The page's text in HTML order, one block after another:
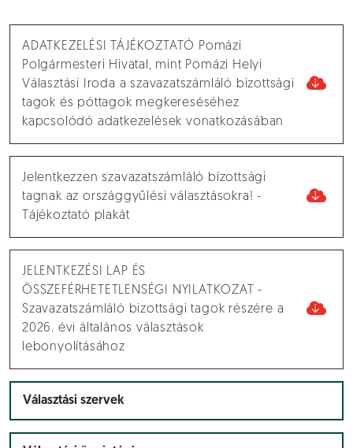
ADATKEZELÉSI TÁJÉKOZTATÓ Pomázi
Polgármesteri Hivatal, mint Pomázi Helyi
Választási Iroda a szavazatszámláló bizottsági
tagok és póttagok megkereséséhez
kapcsolódó adatkezelések vonatkozásában
Jelentkezzen szavazatszámláló bizottsági
tagnak az országgyűlési választásokra! -
Tájékoztató plakát
JELENTKEZÉSI LAP ÉS
ÖSSZEFÉRHETETLENSÉGI NYILATKOZAT -
Szavazatszámláló bizottsági tagok részére a
2026. évi általános választások
lebonyolításához
Választási szervek